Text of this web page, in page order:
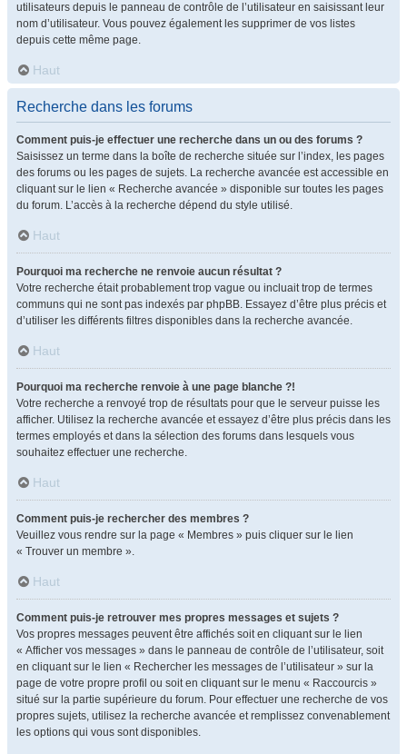
utilisateurs depuis le panneau de contrôle de l’utilisateur en saisissant leur
nom d’utilisateur. Vous pouvez également les supprimer de vos listes
depuis cette même page.
Haut
Recherche dans les forums
Comment puis-je effectuer une recherche dans un ou des forums ?
Saisissez un terme dans la boîte de recherche située sur l’index, les pages
des forums ou les pages de sujets. La recherche avancée est accessible en
cliquant sur le lien « Recherche avancée » disponible sur toutes les pages
du forum. L’accès à la recherche dépend du style utilisé.
Haut
Pourquoi ma recherche ne renvoie aucun résultat ?
Votre recherche était probablement trop vague ou incluait trop de termes
communs qui ne sont pas indexés par phpBB. Essayez d’être plus précis et
d’utiliser les différents filtres disponibles dans la recherche avancée.
Haut
Pourquoi ma recherche renvoie à une page blanche ?!
Votre recherche a renvoyé trop de résultats pour que le serveur puisse les
afficher. Utilisez la recherche avancée et essayez d’être plus précis dans les
termes employés et dans la sélection des forums dans lesquels vous
souhaitez effectuer une recherche.
Haut
Comment puis-je rechercher des membres ?
Veuillez vous rendre sur la page « Membres » puis cliquer sur le lien
« Trouver un membre ».
Haut
Comment puis-je retrouver mes propres messages et sujets ?
Vos propres messages peuvent être affichés soit en cliquant sur le lien
« Afficher vos messages » dans le panneau de contrôle de l’utilisateur, soit
en cliquant sur le lien « Rechercher les messages de l’utilisateur » sur la
page de votre propre profil ou soit en cliquant sur le menu « Raccourcis »
situé sur la partie supérieure du forum. Pour effectuer une recherche de vos
propres sujets, utilisez la recherche avancée et remplissez convenablement
les options qui vous sont disponibles.